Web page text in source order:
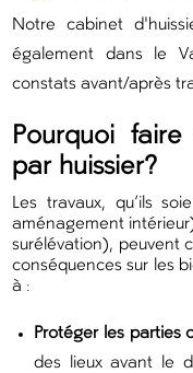
Notre cabinet
également dans le
constats avant/après
Pourquoi
par huissier?
Les travaux, qu’ils
aménagement
surélévation), peuvent
conséquences sur les
à :
Protéger les parties
des lieux avant le